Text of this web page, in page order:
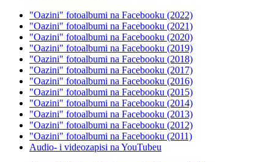
"Oazini" fotoalbumi na Facebooku (2022)
"Oazini" fotoalbumi na Facebooku (2021)
"Oazini" fotoalbumi na Facebooku (2020)
"Oazini" fotoalbumi na Facebooku (2019)
"Oazini" fotoalbumi na Facebooku (2018)
"Oazini" fotoalbumi na Facebooku (2017)
"Oazini" fotoalbumi na Facebooku (2016)
"Oazini" fotoalbumi na Facebooku (2015)
"Oazini" fotoalbumi na Facebooku (2014)
"Oazini" fotoalbumi na Facebooku (2013)
"Oazini" fotoalbumi na Facebooku (2012)
"Oazini" fotoalbumi na Facebooku (2011)
Audio- i videozapisi na YouTubeu